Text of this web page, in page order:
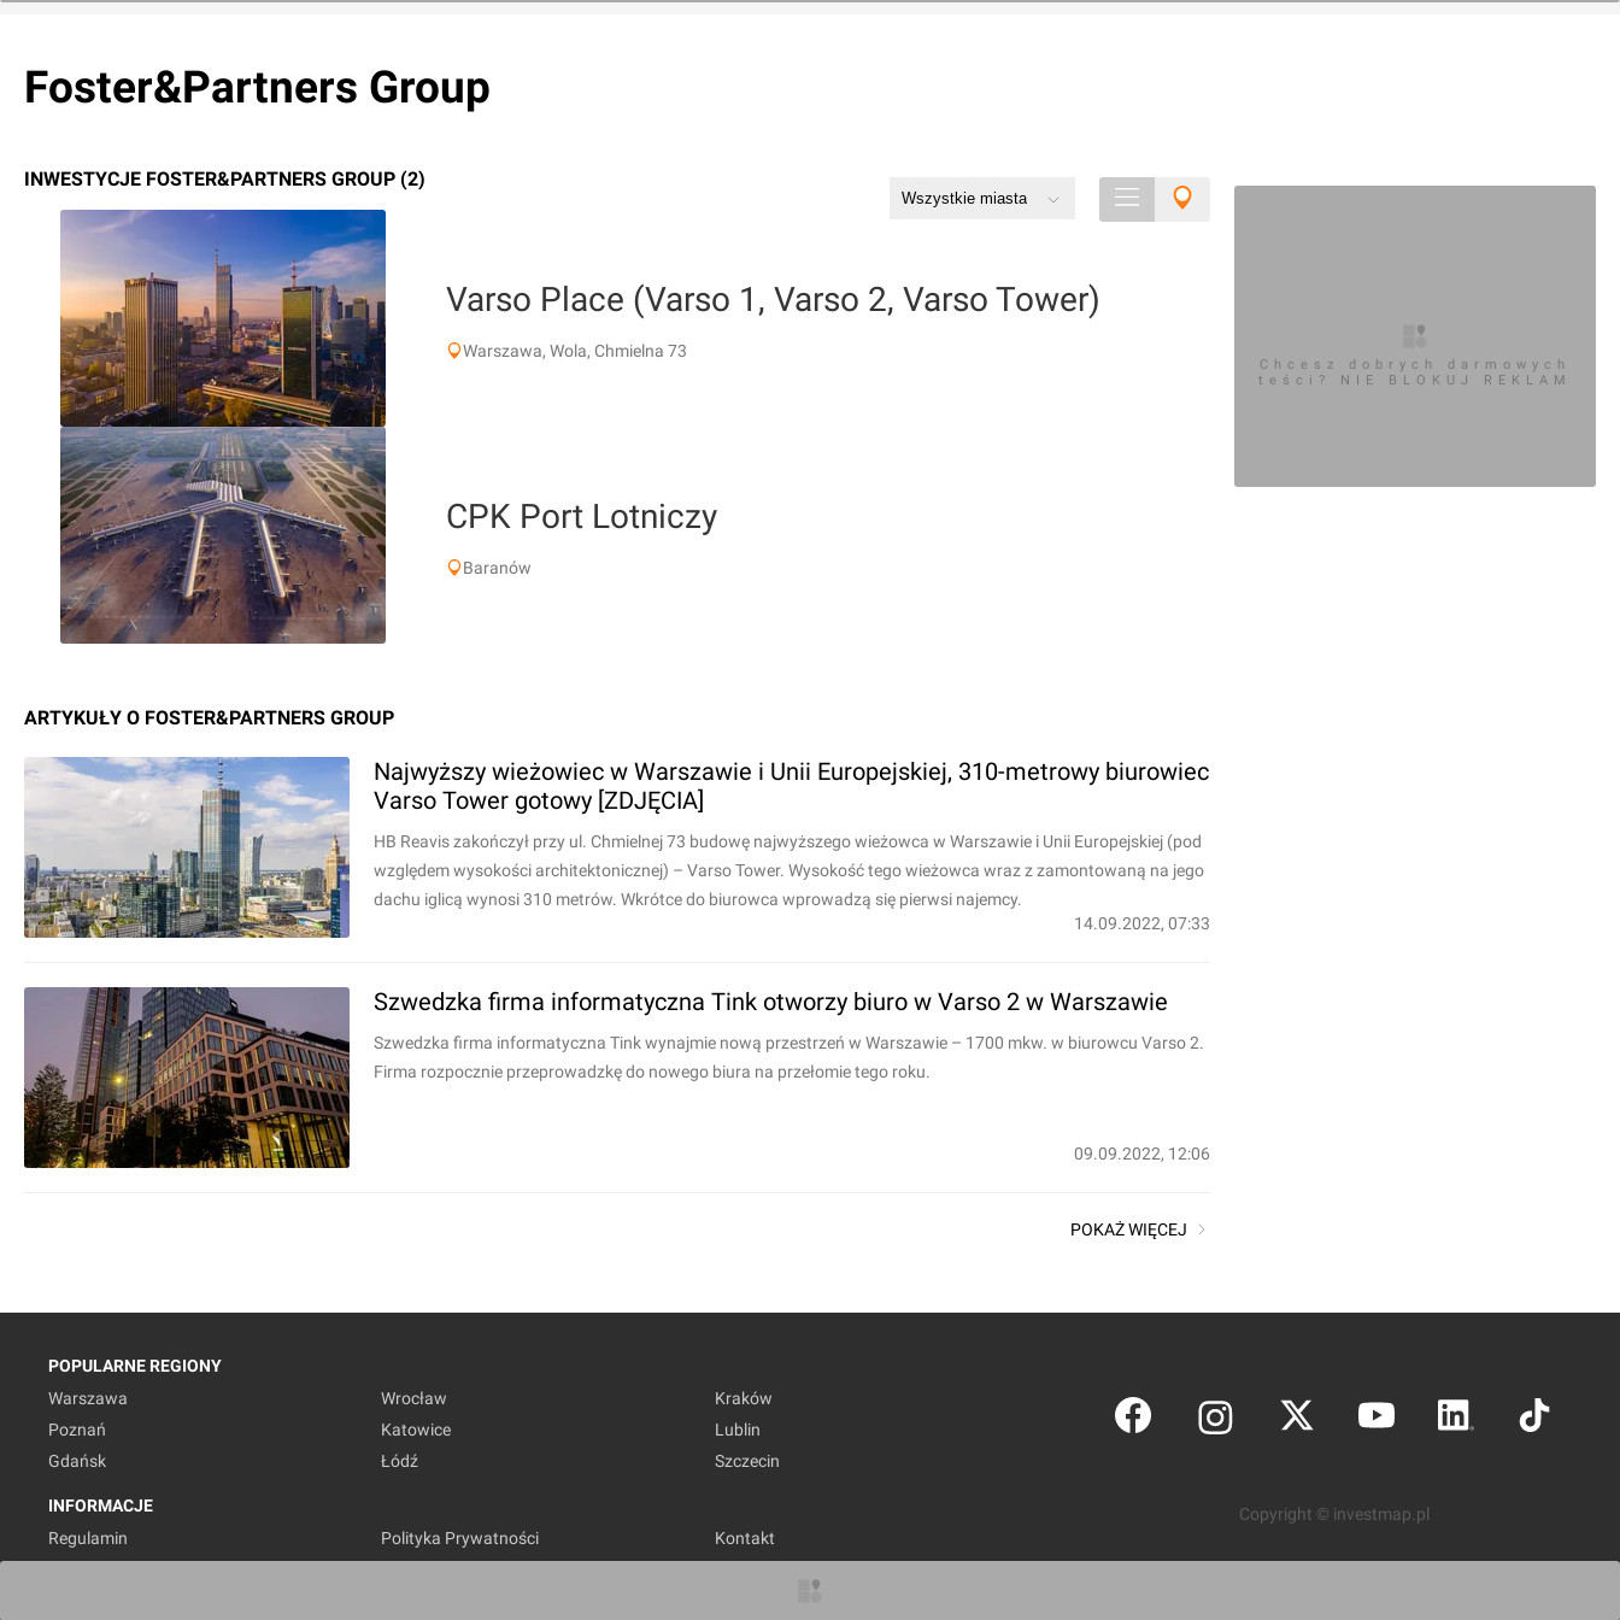
Foster&Partners Group
INWESTYCJE FOSTER&PARTNERS GROUP (2)
Varso Place (Varso 1, Varso 2, Varso Tower)
Warszawa, Wola, Chmielna 73
CPK Port Lotniczy
Baranów
ARTYKUŁY O FOSTER&PARTNERS GROUP
Najwyższy wieżowiec w Warszawie i Unii Europejskiej, 310-metrowy biurowiec
Varso Tower gotowy [ZDJĘCIA]
HB Reavis zakończył przy ul. Chmielnej 73 budowę najwyższego wieżowca w Warszawie i Unii Europejskiej (pod
względem wysokości architektonicznej) – Varso Tower. Wysokość tego wieżowca wraz z zamontowaną na jego
dachu iglicą wynosi 310 metrów. Wkrótce do biurowca wprowadzą się pierwsi najemcy.
14.09.2022, 07:33
Szwedzka firma informatyczna Tink otworzy biuro w Varso 2 w Warszawie
Szwedzka firma informatyczna Tink wynajmie nową przestrzeń w Warszawie – 1700 mkw. w biurowcu Varso 2.
Firma rozpocznie przeprowadzkę do nowego biura na przełomie tego roku.
09.09.2022, 12:06
POKAŻ WIĘCEJ
Chcesz dobrych darmowych
teści? NIE BLOKUJ REKLAM
POPULARNE REGIONY
Warszawa
Wrocław
Kraków
Poznań
Katowice
Lublin
Gdańsk
Łódź Szczecin
INFORMACJE
Regulamin
Polityka Prywatności
Kontakt
Copyright © investmap.pl